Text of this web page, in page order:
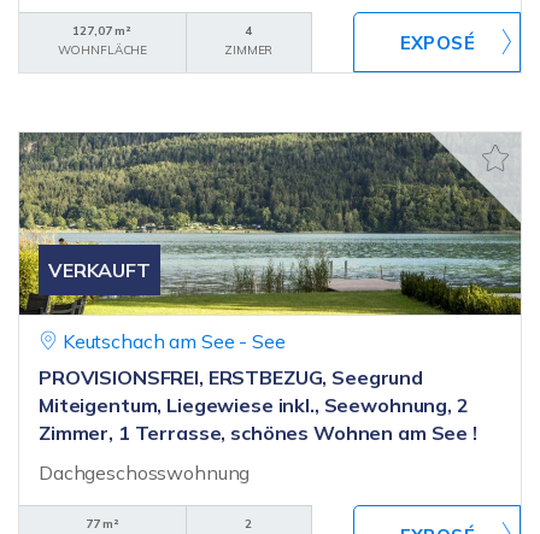
127,07 m²
WOHNFLÄCHE
4
ZIMMER
VERKAUFT
Keutschach am See - See
PROVISIONSFREI, ERSTBEZUG, Seegrund
Miteigentum, Liegewiese inkl., Seewohnung, 2
Zimmer, 1 Terrasse, schönes Wohnen am See !
Dachgeschosswohnung
77 m²
2